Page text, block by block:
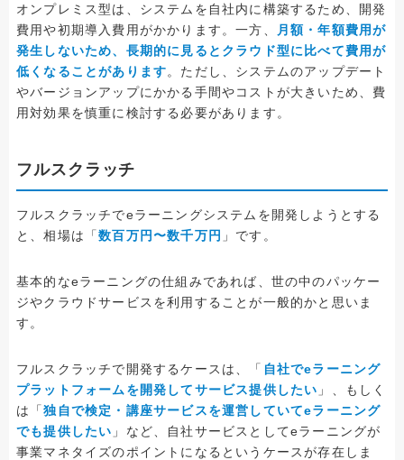
オンプレミス型は、システムを自社内に構築するため、開発
費用や初期導入費用がかかります。一方、
月額・年額費用が
発生しないため、長期的に見るとクラウド型に比べて費用が
低くなることがあります。ただし、システムのアップデート
やバージョンアップにかかる手間やコストが大きいため、費
用対効果を慎重に検討する必要があります。
フルスクラッチ
フルスクラッチでeラーニングシステムを開発しようとする
と、相場は「数百万円〜数千万円 」です。
基本的なeラーニングの仕組みであれば、世の中のパッケー
ジやクラウドサービスを利用することが一般的かと思いま
す。
フルスクラッチで開発するケースは、「 自社でeラーニング
プラットフォームを開発してサービス提供したい 」、もしく
は「独自で検定・講座サービスを運営していてeラーニング
でも提供したい 」など、自社サービスとしてeラーニングが
事業マネタイズのポイントになるというケースが存在しま